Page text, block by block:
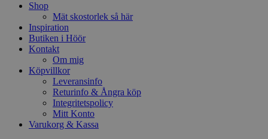
Shop
Mät skostorlek så här
Inspiration
Butiken i Höör
Kontakt
Om mig
Köpvillkor
Leveransinfo
Returinfo & Ångra köp
Integritetspolicy
Mitt Konto
Varukorg & Kassa